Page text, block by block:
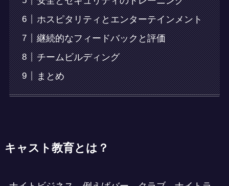
ホスピタリティとエンターテインメント
継続的なフィードバックと評価
チームビルディング
まとめ
キャスト教育とは？